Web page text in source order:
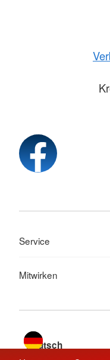
Service
Mitwirken
Sprache wechseln zu